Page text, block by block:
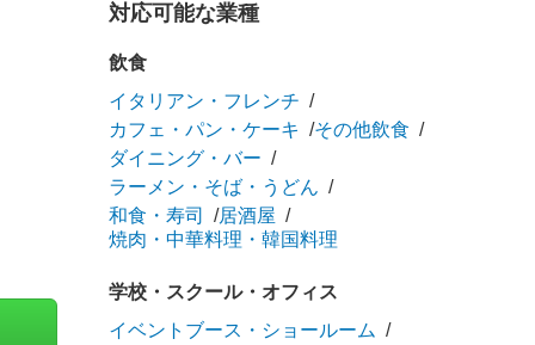
対応可能な業種
飲食
イタリアン・フレンチ
カフェ・パン・ケーキ
その他飲食
ダイニング・バー
ラーメン・そば・うどん
和食・寿司
居酒屋
焼肉・中華料理・韓国料理
学校・スクール・オフィス
イベントブース・ショールーム